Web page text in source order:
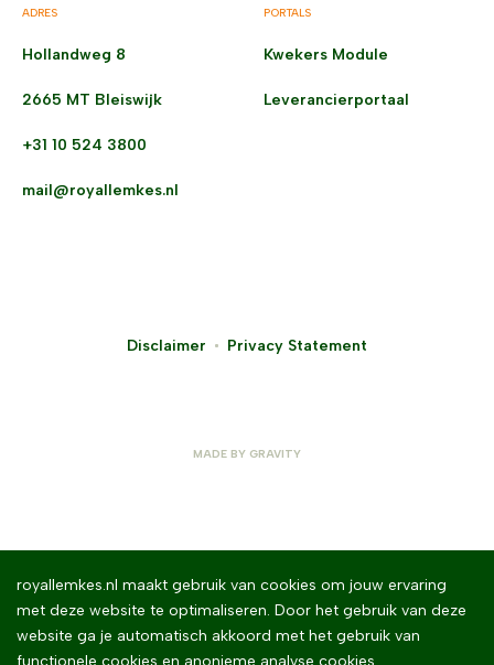
ADRES
Hollandweg 8
2665 MT Bleiswijk
+31 10 524 3800
mail@royallemkes.nl
PORTALS
Kwekers Module
Leverancierportaal
Disclaimer Privacy Statement
MADE BY GRAVITY
royallemkes.nl maakt gebruik van cookies om jouw ervaring
met deze website te optimaliseren. Door het gebruik van deze
website ga je automatisch akkoord met het gebruik van
functionele cookies en anonieme analyse cookies.